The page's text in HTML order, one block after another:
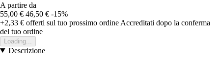
A partire da
55,00 € 46,50 € -15%
+2,33 € offerti sul tuo prossimo ordine Accreditati dopo la conferma
del tuo ordine
Loading...
Descrizione